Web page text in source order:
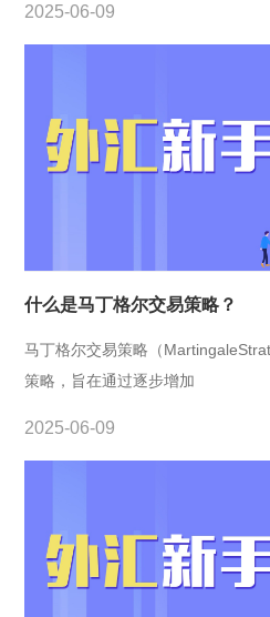
2025-06-09
什么是马丁格尔交易策略？
马丁格尔交易策略（
策略，旨在通过逐步增加
2025-06-09